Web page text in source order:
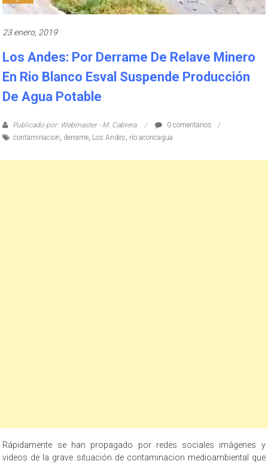
23 enero, 2019
Los Andes: Por Derrame De Relave Minero
En Rio Blanco Esval Suspende Producción
De Agua Potable
Publicado por: Webmaster - M. Cabrera
0 comentarios
contaminacion derrame Los Andes río aconcagua
Rápidamente se han propagado por redes sociales imágenes y
videos de la grave situación de contaminacion medioambiental que